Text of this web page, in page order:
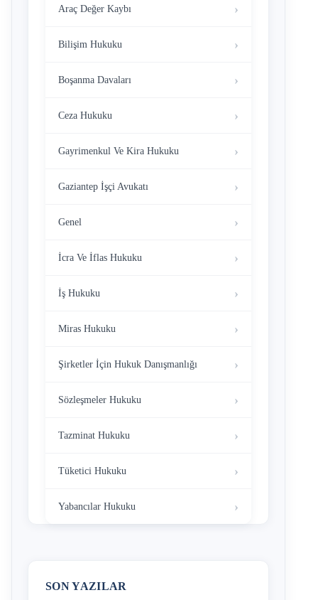
Araç Değer Kaybı
Bilişim Hukuku
Boşanma Davaları
Ceza Hukuku
Gayrimenkul Ve Kira Hukuku
Gaziantep İşçi Avukatı
Genel
İcra Ve İflas Hukuku
İş Hukuku
Miras Hukuku
Şirketler İçin Hukuk Danışmanlığı
Sözleşmeler Hukuku
Tazminat Hukuku
Tüketici Hukuku
Yabancılar Hukuku
SON YAZILAR